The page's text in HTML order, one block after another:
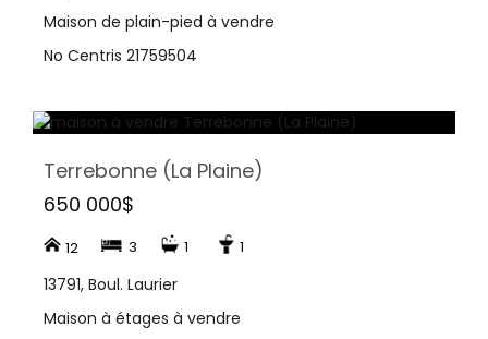
Maison de plain-pied à vendre
No Centris 21759504
Terrebonne (La Plaine)
650 000$
12 3 1 1
13791, Boul. Laurier
Maison à étages à vendre